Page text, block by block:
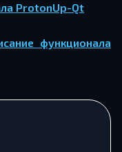
ProtonUp-Qt
функционала